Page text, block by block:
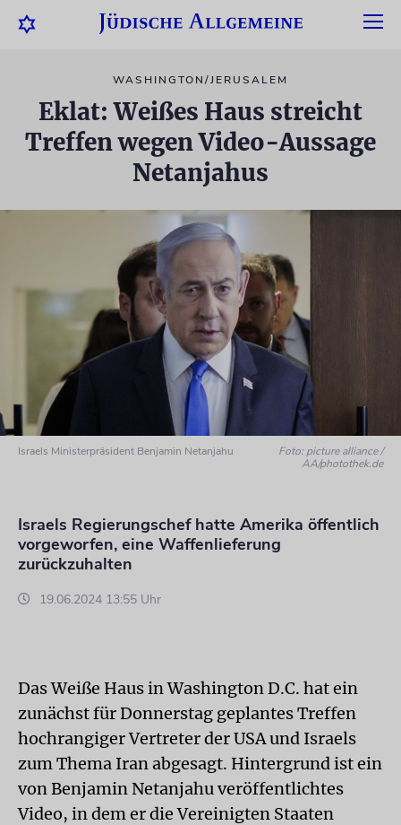
WASHINGTON/JERUSALEM
Eklat: Weißes Haus streicht
Treffen wegen Video-Aussage
Netanjahus
Israels Ministerpräsident Benjamin Netanjahu
Foto: picture alliance /
AA/photothek.de
Israels Regierungschef hatte Amerika öffentlich
vorgeworfen, eine Waffenlieferung
zurückzuhalten
19.06.2024 13:55 Uhr
Das Weiße Haus in Washington D.C. hat ein
zunächst für Donnerstag geplantes Treffen
hochrangiger Vertreter der USA und Israels
zum Thema Iran abgesagt. Hintergrund ist ein
von Benjamin Netanjahu veröffentlichtes
Video, in dem er die Vereinigten Staaten